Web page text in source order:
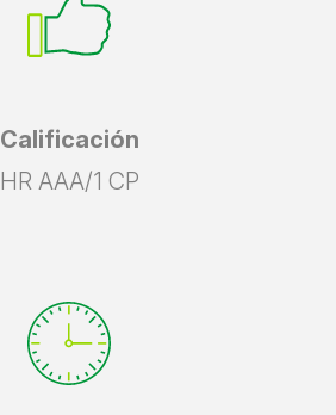
Calificación
HR AAA/1 CP